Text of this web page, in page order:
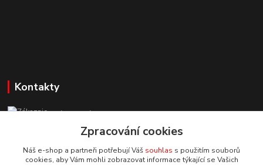
Kontakty
Zákaznická podpora StuhyLevně.cz
+420 725 618 353
(Po-Pá, 8-16 hod.)
Zpracování cookies
Náš e-shop a partneři potřebují Váš souhlas s použitím souborů
cookies, aby Vám mohli zobrazovat informace týkající se Vašich